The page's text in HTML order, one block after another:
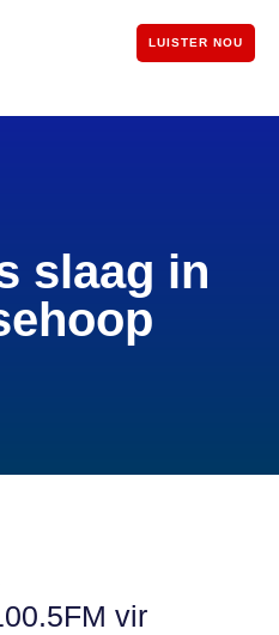
LUISTER NOU
slaag in
vir